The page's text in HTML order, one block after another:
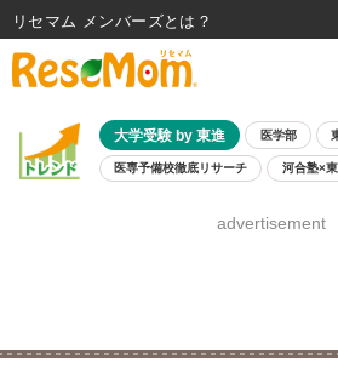
大学受験 by 東進 医学部
医専予備校徹底リサーチ 河合塾×
8月開催学校説明会・相談会
advertisement
リセマム メンバーズ